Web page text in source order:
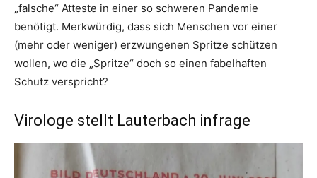
„falsche“ Atteste in einer so schweren Pandemie
benötigt. Merkwürdig, dass sich Menschen vor einer
(mehr oder weniger) erzwungenen Spritze schützen
wollen, wo die „Spritze“ doch so einen fabelhaften
Schutz verspricht?
Virologe stellt Lauterbach infrage